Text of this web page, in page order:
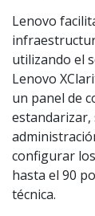
Lenovo
utilizando el
Lenovo
un panel de
estandarizar,
configurar
hasta el 90
técnica.